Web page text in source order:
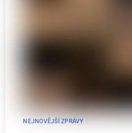
NEJNOVĚJŠÍ ZPRÁVY